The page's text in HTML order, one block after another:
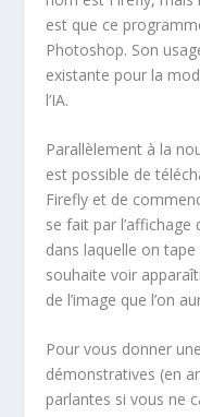
est que ce
Photoshop. Son
existante pour la
l’IA.
Parallèlement à la
est possible de
Firefly et de
se fait par l’affichage
dans laquelle on
souhaite voir
de l’image que l’on
Pour vous donner
démonstratives (en
parlantes si vous ne